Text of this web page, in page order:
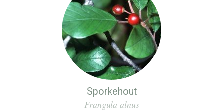
Sporkehout
Frangula alnus